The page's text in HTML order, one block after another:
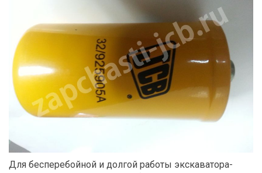
Для бесперебойной и долгой работы экскаватора-